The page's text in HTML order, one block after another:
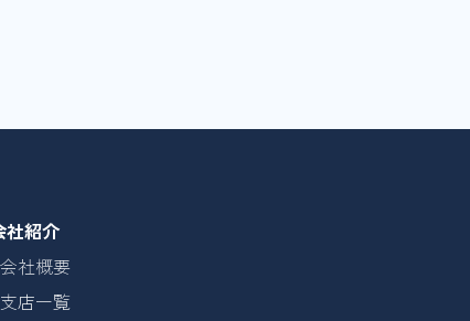
社紹介
会社概要
支店一覧